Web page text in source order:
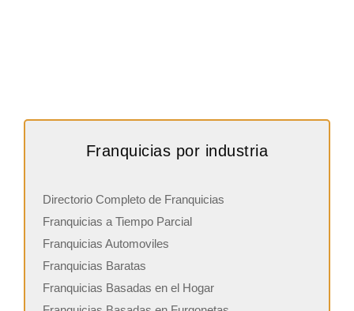
Franquicias por industria
Directorio Completo de Franquicias
Franquicias a Tiempo Parcial
Franquicias Automoviles
Franquicias Baratas
Franquicias Basadas en el Hogar